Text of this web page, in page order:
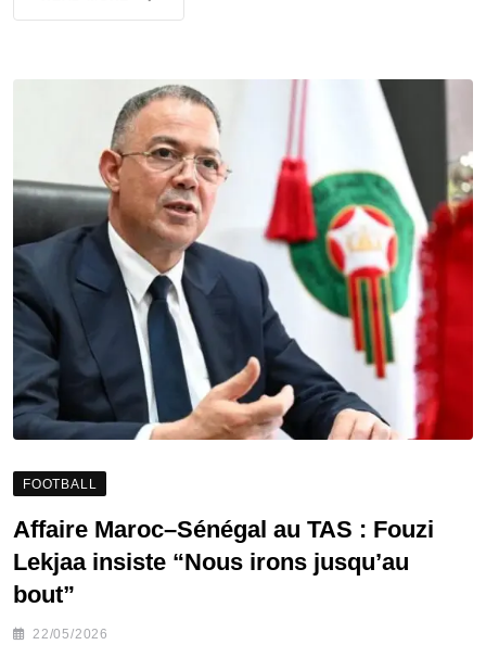
FOOTBALL
Affaire Maroc–Sénégal au TAS : Fouzi
Lekjaa insiste “Nous irons jusqu’au
bout”
22/05/2026